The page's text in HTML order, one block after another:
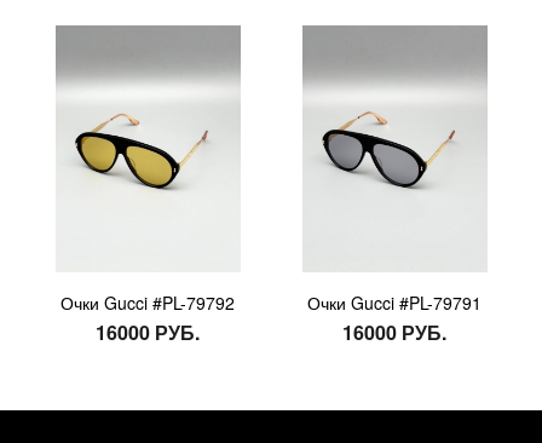
Очки Gucci #PL-79792
16000 РУБ.
Очки Gucci #PL-79791
16000 РУБ.